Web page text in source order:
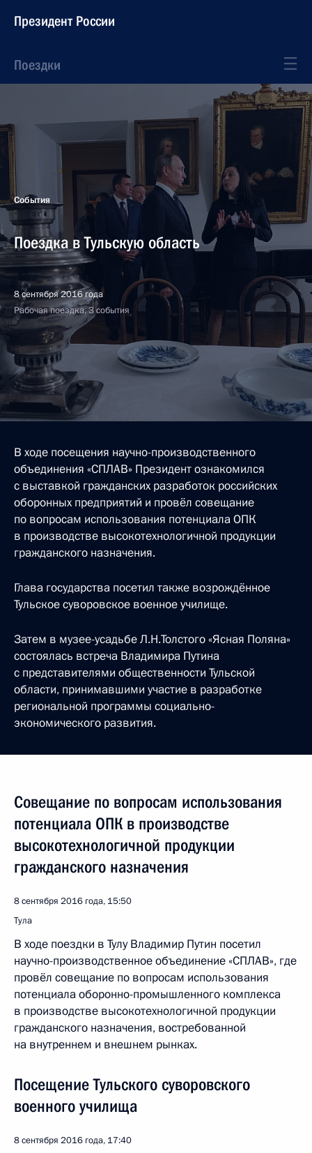
Президент России
Поездки
События
Поездка в Тульскую область
8 сентября 2016 года
Рабочая поездка, 3 события
В ходе посещения научно-производственного
объединения «СПЛАВ» Президент ознакомился
с выставкой гражданских разработок российских
оборонных предприятий и провёл совещание
по вопросам использования потенциала ОПК
в производстве высокотехнологичной продукции
гражданского назначения.
Глава государства посетил также возрождённое
Тульское суворовское военное училище.
Затем в музее-усадьбе Л.Н.Толстого «Ясная Поляна»
состоялась встреча Владимира Путина
с представителями общественности Тульской
области, принимавшими участие в разработке
региональной программы социально-
экономического развития.
Совещание по вопросам использования
потенциала ОПК в производстве
высокотехнологичной продукции
гражданского назначения
8 сентября 2016 года, 15:50
Тула
В ходе поездки в Тулу Владимир Путин посетил
научно-производственное объединение «СПЛАВ», где
провёл совещание по вопросам использования
потенциала оборонно-промышленного комплекса
в производстве высокотехнологичной продукции
гражданского назначения, востребованной
на внутреннем и внешнем рынках.
Посещение Тульского суворовского
военного училища
8 сентября 2016 года, 17:40